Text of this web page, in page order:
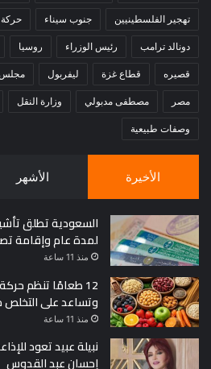
تهجير الفلسطينيين جنوب سيناء
دونالد ترامب رئيس الوزراء روسيا
قصيره قطاع غزة ليفربول مجلس
مصر مصطفى مدبولي وزارة النقل
وصفات طبيعية
الأخيرة الأشهر
السعودية تطلق
لمدة عام وإقامة تصل إلى
منذ 11 ساعة
12 طعامًا تنظم
وتساعد على
منذ 11 ساعة
نبيلة عبيد تعود
إحسان عبد القدوس